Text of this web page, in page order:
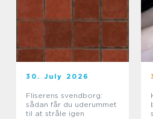
30. July 2026
Fliserens svendborg:
sådan får du uderummet
til at stråle igen